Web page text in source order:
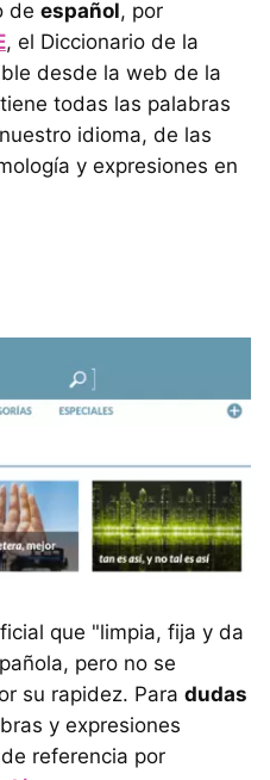
de español, por
, el Diccionario de la
desde la web de la
todas las palabras
idioma, de las
y expresiones en
que "limpia, fija y da
pero no se
su rapidez. Para dudas
y expresiones
referencia por